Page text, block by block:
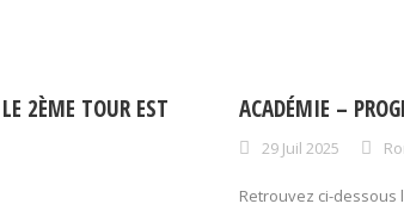
2ÈME TOUR EST
ACADÉMIE –
29 Juil 2025
Retrouvez ci-